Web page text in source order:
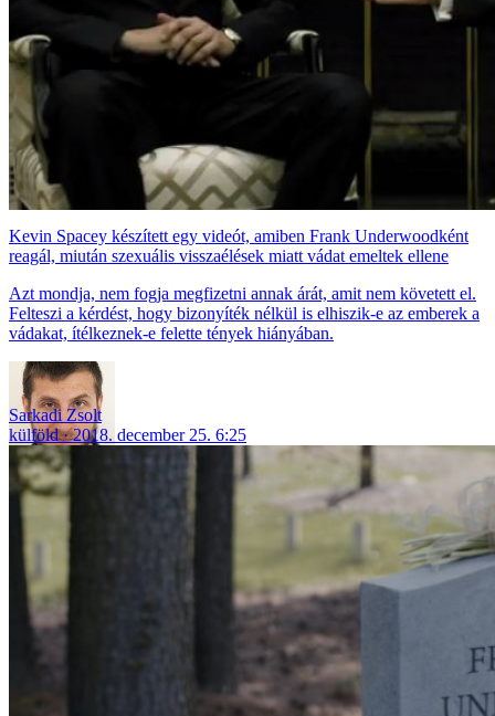
Kevin Spacey készített egy videót, amiben Frank Underwoodként
reagál, miután szexuális visszaélések miatt vádat emeltek ellene
Azt mondja, nem fogja megfizetni annak árát, amit nem követett el.
Felteszi a kérdést, hogy bizonyíték nélkül is elhiszik-e az emberek a
vádakat, ítélkeznek-e felette tények hiányában.
Sarkadi Zsolt
külföld
2018. december 25. 6:25